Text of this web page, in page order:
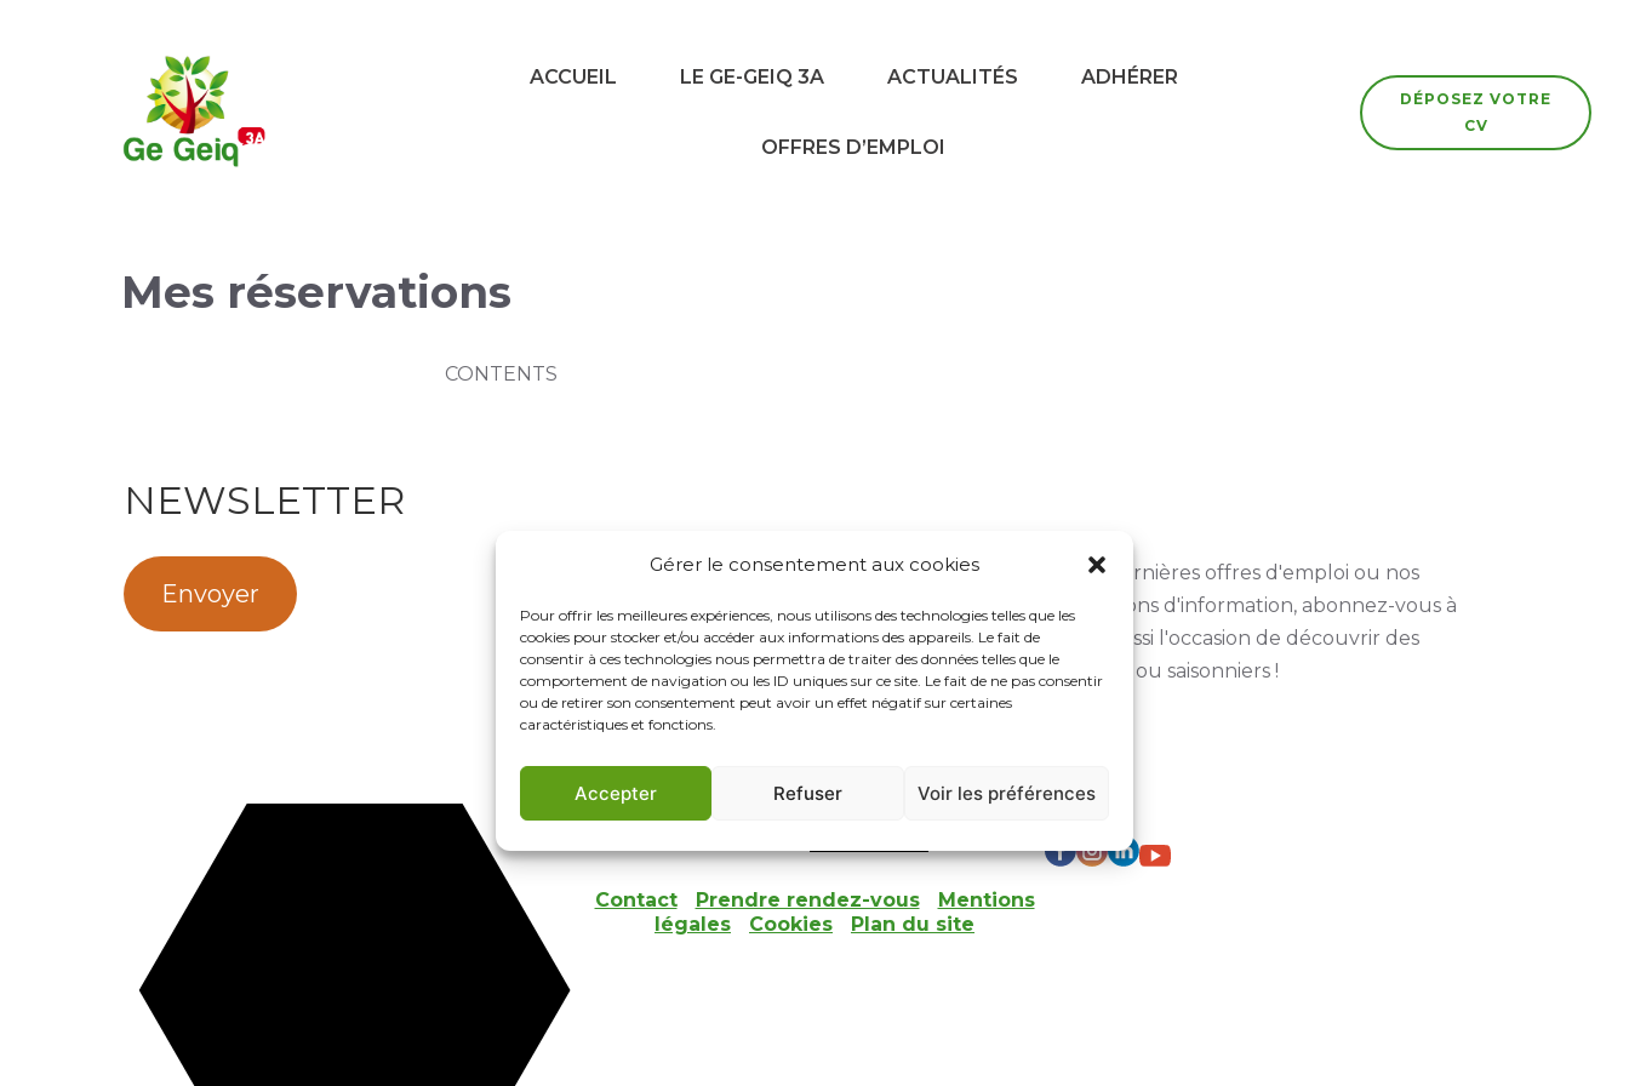
Gérer le consentement aux cookies
Pour offrir les meilleures expériences, nous utilisons des technologies telles que les
cookies pour stocker et/ou accéder aux informations des appareils. Le fait de
consentir à ces technologies nous permettra de traiter des données telles que le
comportement de navigation ou les ID uniques sur ce site. Le fait de ne pas consentir
ou de retirer son consentement peut avoir un effet négatif sur certaines
caractéristiques et fonctions.
Accepter Refuser Voir les préférences
ACCUEIL LE GE-GEIQ 3A ACTUALITÉS ADHÉRER
OFFRES D’EMPLOI
DÉPOSEZ VOTRE
CV
Mes réservations
CONTENTS
NEWSLETTER
Envoyer
Pour ne rien manquer de nos dernières offres d'emploi ou nos
prochains événements ou réunions d'information, abonnez-vous à
notre newsletter ! Vous aurez aussi l'occasion de découvrir des
parcours de salariés permanents ou saisonniers !
ContactI Prendre rendez-vousI Mentions
légales
Cookies Plan du site
RESEAUX SOCIAUX